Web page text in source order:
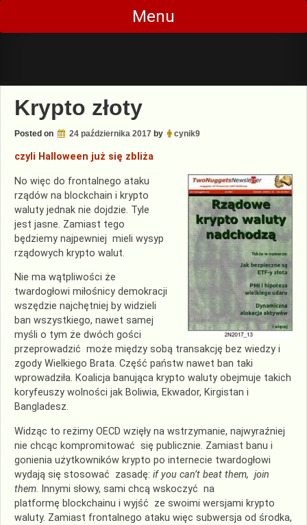
Skip
content
Menu
Krypto złoty
Posted on 24 października 2017 by cynik9
czyli Halloween już się zbliża
No więc do frontalnego ataku
rządów na blockchain i krypto
waluty jednak nie dojdzie. Tyle
jest jasne. Zamiast tego
będziemy najpewniej mieli wysyp
rządowych krypto walut.
Nie ma wątpliwości że
twardogłowi miłośnicy demokracji
wszędzie najchętniej by widzieli
ban wszystkiego, nawet samej
myśli o tym że dwóch gości
przeprowadzić może między sobą transakcję bez wiedzy i
zgody Wielkiego Brata. Część państw nawet ban taki
wprowadziła. Koalicja banująca krypto waluty obejmuje takich
koryfeuszy wolności jak Boliwia, Ekwador, Kirgistan i
Bangladesz.
Widząc to reżimy OECD wzięły na wstrzymanie, najwyraźniej
nie chcąc kompromitować się publicznie. Zamiast banu i
gonienia użytkowników krypto po internecie twardogłowi
wydają się stosować zasadę: if you can’t beat them, join
them. Innymi słowy, sami chcą wskoczyć na
platformę blockchainu i wyjść ze swoimi wersjami krypto
waluty. Zamiast frontalnego ataku więc subwersja od środka,